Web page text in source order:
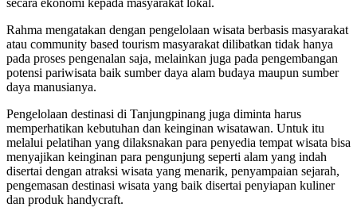
secara ekonomi kepada masyarakat lokal.
Rahma mengatakan dengan pengelolaan wisata berbasis masyarakat
atau community based tourism masyarakat dilibatkan tidak hanya
pada proses pengenalan saja, melainkan juga pada pengembangan
potensi pariwisata baik sumber daya alam budaya maupun sumber
daya manusianya.
Pengelolaan destinasi di Tanjungpinang juga diminta harus
memperhatikan kebutuhan dan keinginan wisatawan. Untuk itu
melalui pelatihan yang dilaksnakan para penyedia tempat wisata bisa
menyajikan keinginan para pengunjung seperti alam yang indah
disertai dengan atraksi wisata yang menarik, penyampaian sejarah,
pengemasan destinasi wisata yang baik disertai penyiapan kuliner
dan produk handycraft.